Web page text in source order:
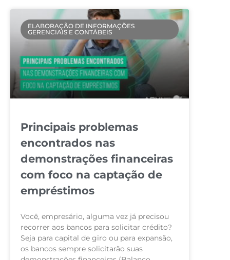
ELABORAÇÃO DE INFORMAÇÕES
GERENCIAIS E CONTÁBEIS
Principais problemas
encontrados nas
demonstrações financeiras
com foco na captação de
empréstimos
Você, empresário, alguma vez já precisou
recorrer aos bancos para solicitar crédito?
Seja para capital de giro ou para expansão,
os bancos sempre solicitarão suas